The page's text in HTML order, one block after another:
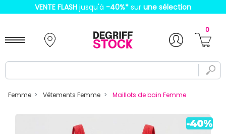
VENTE FLASH jusqu'à -40%* sur une sélection
0
Femme Vêtements Femme Maillots de bain Femme